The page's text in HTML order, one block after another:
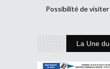
Possibilité de
La Une